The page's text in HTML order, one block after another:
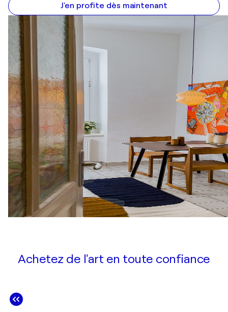
J'en profite dès maintenant
Achetez de l'art en toute confiance